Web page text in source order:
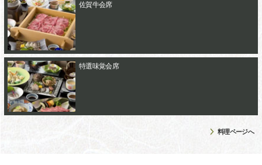
佐賀牛会席
特選味覚会席
料理ページへ